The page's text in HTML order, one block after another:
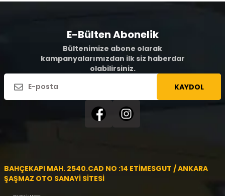
E-Bülten Abonelik
Bültenimize abone olarak
kampanyalarımızdan ilk siz haberdar
olabilirsiniz.
KAYDOL
BAHÇEKAPI MAH. 2540.CAD NO :14 ETİMESGUT / ANKARA
ŞAŞMAZ OTO SANAYİ SİTESİ